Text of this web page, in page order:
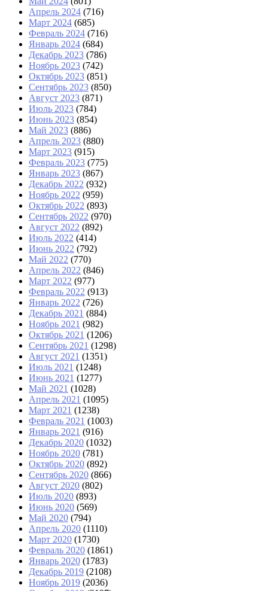
Апрель 2024 (716)
Март 2024 (685)
Февраль 2024 (716)
Январь 2024 (684)
Декабрь 2023 (786)
Ноябрь 2023 (742)
Октябрь 2023 (851)
Сентябрь 2023 (850)
Август 2023 (871)
Июль 2023 (784)
Июнь 2023 (854)
Май 2023 (886)
Апрель 2023 (880)
Март 2023 (915)
Февраль 2023 (775)
Январь 2023 (867)
Декабрь 2022 (932)
Ноябрь 2022 (959)
Октябрь 2022 (893)
Сентябрь 2022 (970)
Август 2022 (892)
Июль 2022 (414)
Июнь 2022 (792)
Май 2022 (770)
Апрель 2022 (846)
Март 2022 (977)
Февраль 2022 (913)
Январь 2022 (726)
Декабрь 2021 (884)
Ноябрь 2021 (982)
Октябрь 2021 (1206)
Сентябрь 2021 (1298)
Август 2021 (1351)
Июль 2021 (1248)
Июнь 2021 (1277)
Май 2021 (1028)
Апрель 2021 (1095)
Март 2021 (1238)
Февраль 2021 (1003)
Январь 2021 (916)
Декабрь 2020 (1032)
Ноябрь 2020 (781)
Октябрь 2020 (892)
Сентябрь 2020 (866)
Август 2020 (802)
Июль 2020 (893)
Июнь 2020 (569)
Май 2020 (794)
Апрель 2020 (1110)
Март 2020 (1730)
Февраль 2020 (1861)
Январь 2020 (1783)
Декабрь 2019 (2108)
Ноябрь 2019 (2036)